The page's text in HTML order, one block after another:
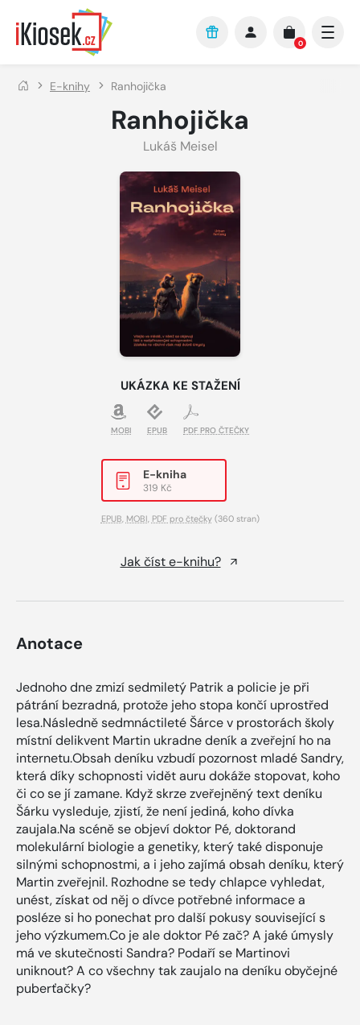
Přejít na hlavní obsah
0
E-knihy Ranhojička
Ranhojička
Lukáš Meisel
UKÁZKA KE STAŽENÍ
MOBI EPUB PDF PRO ČTEČKY
E-kniha
319 Kč
EPUB, MOBI, PDF pro čtečky(360 stran)
Jak číst e-knihu?
Anotace
Jednoho dne zmizí sedmiletý Patrik a policie je při
pátrání bezradná, protože jeho stopa končí uprostřed
lesa.Následně sedmnáctileté Šárce v prostorách školy
místní delikvent Martin ukradne deník a zveřejní ho na
internetu.Obsah deníku vzbudí pozornost mladé Sandry,
která díky schopnosti vidět auru dokáže stopovat, koho
či co se jí zamane. Když skrze zveřejněný text deníku
Šárku vysleduje, zjistí, že není jediná, koho dívka
zaujala.Na scéně se objeví doktor Pé, doktorand
molekulární biologie a genetiky, který také disponuje
silnými schopnostmi, a i jeho zajímá obsah deníku, který
Martin zveřejnil. Rozhodne se tedy chlapce vyhledat,
unést, získat od něj o dívce potřebné informace a
posléze si ho ponechat pro další pokusy související s
jeho výzkumem.Co je ale doktor Pé zač? A jaké úmysly
má ve skutečnosti Sandra? Podaří se Martinovi
uniknout? A co všechny tak zaujalo na deníku obyčejné
puberťačky?